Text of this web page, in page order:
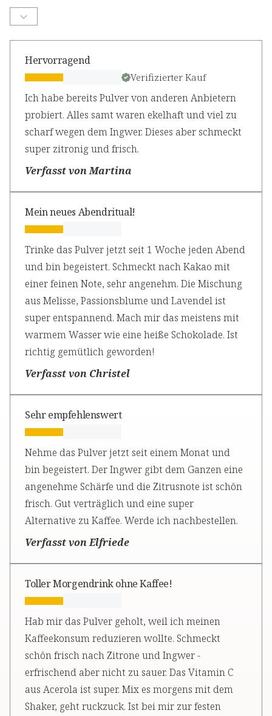
Hervorragend
Verifizierter Kauf
Ich habe bereits Pulver von anderen Anbietern
probiert. Alles samt waren ekelhaft und viel zu
scharf wegen dem Ingwer. Dieses aber schmeckt
super zitronig und frisch.
Verfasst von Martina
Mein neues Abendritual!
Trinke das Pulver jetzt seit 1 Woche jeden Abend
und bin begeistert. Schmeckt nach Kakao mit
einer feinen Note, sehr angenehm. Die Mischung
aus Melisse, Passionsblume und Lavendel ist
super entspannend. Mach mir das meistens mit
warmem Wasser wie eine heiße Schokolade. Ist
richtig gemütlich geworden!
Verfasst von Christel
Sehr empfehlenswert
Nehme das Pulver jetzt seit einem Monat und
bin begeistert. Der Ingwer gibt dem Ganzen eine
angenehme Schärfe und die Zitrusnote ist schön
frisch. Gut verträglich und eine super
Alternative zu Kaffee. Werde ich nachbestellen.
Verfasst von Elfriede
Toller Morgendrink ohne Kaffee!
Hab mir das Pulver geholt, weil ich meinen
Kaffeekonsum reduzieren wollte. Schmeckt
schön frisch nach Zitrone und Ingwer -
erfrischend aber nicht zu sauer. Das Vitamin C
aus Acerola ist super. Mix es morgens mit dem
Shaker, geht ruckzuck. Ist bei mir zur festen